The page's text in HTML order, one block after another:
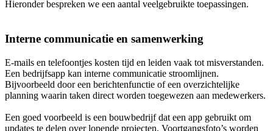
Hieronder bespreken we een aantal veelgebruikte toepassingen.
Interne communicatie en samenwerking
E-mails en telefoontjes kosten tijd en leiden vaak tot misverstanden.
Een bedrijfsapp kan interne communicatie stroomlijnen.
Bijvoorbeeld door een berichtenfunctie of een overzichtelijke
planning waarin taken direct worden toegewezen aan medewerkers.
Een goed voorbeeld is een bouwbedrijf dat een app gebruikt om
updates te delen over lopende projecten. Voortgangsfoto’s worden